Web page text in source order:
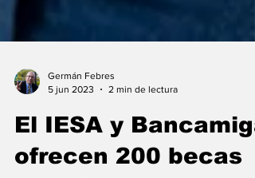
Germán Febres
5 jun 2023
2 min de lectura